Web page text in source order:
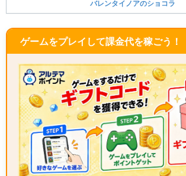
バレンタイノアのショコラ
ゲームをプレイして課金代を稼ごう！